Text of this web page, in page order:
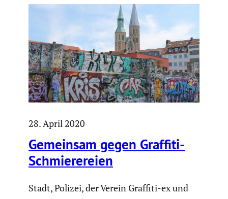
28. April 2020
Gemeinsam gegen Graffiti-
Schmie­re­reien
Stadt, Polizei, der Verein Graffiti-ex und